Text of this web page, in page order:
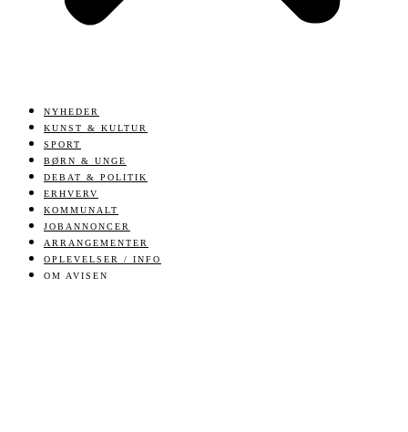
NYHEDER
KUNST & KULTUR
SPORT
BØRN & UNGE
DEBAT & POLITIK
ERHVERV
KOMMUNALT
JOBANNONCER
ARRANGEMENTER
OPLEVELSER / INFO
OM AVISEN